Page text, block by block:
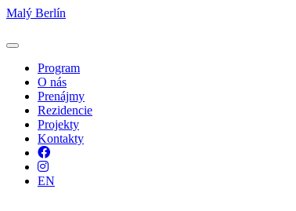
Malý Berlín
Program
O nás
Prenájmy
Rezidencie
Projekty
Kontakty
Facebook
Instagram
EN